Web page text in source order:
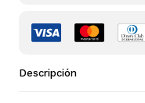
Descripción